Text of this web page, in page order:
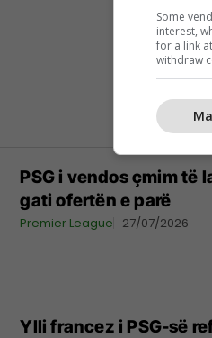
PSG i vendos çmim të
gati ofertën e parë
Premier League 27/07/2026
Ylli francez i PSG-së
Some
interest,
for a link
withdraw